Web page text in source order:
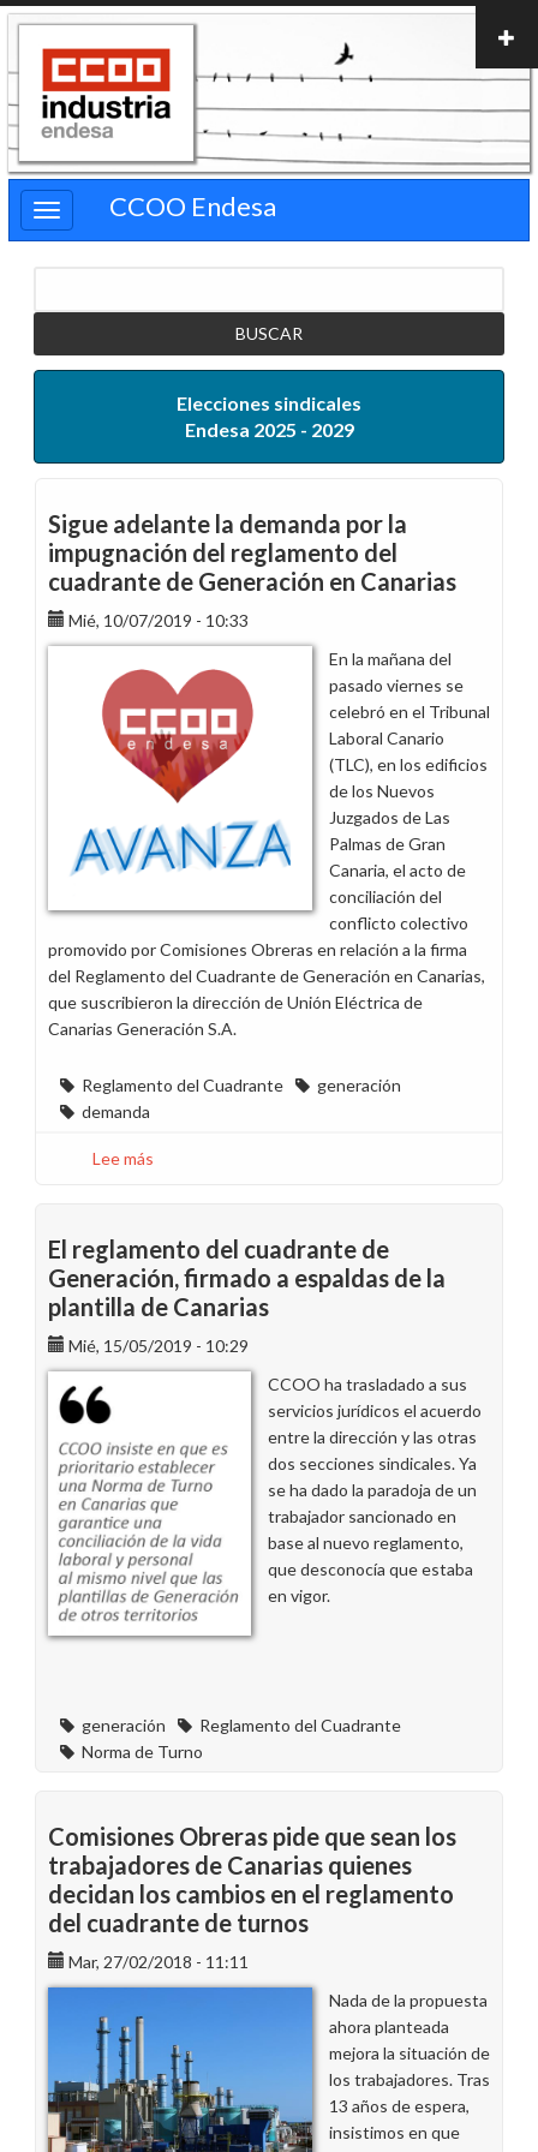
Pasar
contenido
principal
CCOO Endesa
Elecciones sindicales
Endesa 2025 - 2029
Sigue adelante la demanda por la
impugnación del reglamento del
cuadrante de Generación en Canarias
Mié, 10/07/2019 - 10:33
En la mañana del
pasado viernes se
celebró en el Tribunal
Laboral Canario
(TLC), en los edificios
de los Nuevos
Juzgados de Las
Palmas de Gran
Canaria, el acto de
conciliación del
conflicto colectivo
promovido por Comisiones Obreras en relación a la firma
del Reglamento del Cuadrante de Generación en Canarias,
que suscribieron la dirección de Unión Eléctrica de
Canarias Generación S.A.
Reglamento del Cuadrante
generación
demanda
Lee más
demanda
por
la
impugnación
del
cuadrante
de
Generación
en
Canarias
El reglamento del cuadrante de
Generación, firmado a espaldas de la
plantilla de Canarias
Mié, 15/05/2019 - 10:29
CCOO ha trasladado a sus
servicios jurídicos el acuerdo
entre la dirección y las otras
dos secciones sindicales. Ya
se ha dado la paradoja de un
trabajador sancionado en
base al nuevo reglamento,
que desconocía que estaba
en vigor.
generación
Reglamento del Cuadrante
Norma de Turno
Comisiones Obreras pide que sean los
trabajadores de Canarias quienes
decidan los cambios en el reglamento
del cuadrante de turnos
Mar, 27/02/2018 - 11:11
Nada de la propuesta
ahora planteada
mejora la situación de
los trabajadores. Tras
13 años de espera,
insistimos en que